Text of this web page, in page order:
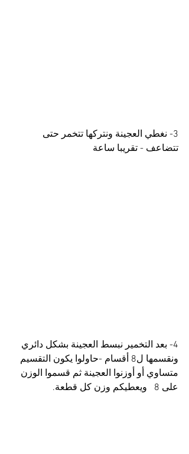
3- نغطي العجينة ونتركها تتخمر حتى
تتضاعف - تقريبا ساعة
4- بعد التخمير نبسط العجينة بشكل دائري
ونقسمها ل8 أقسام -حاولوا يكون التقسيم
متساوي أو أوزنوا العجينة ثم قسموا الوزن
على 8   ويعطيكم وزن كل قطعة.